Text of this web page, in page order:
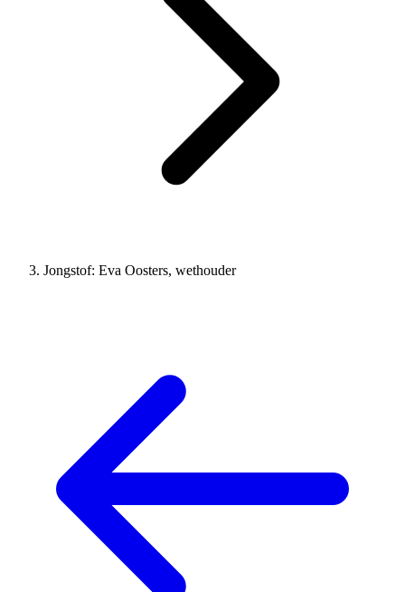
Jongstof: Eva Oosters, wethouder